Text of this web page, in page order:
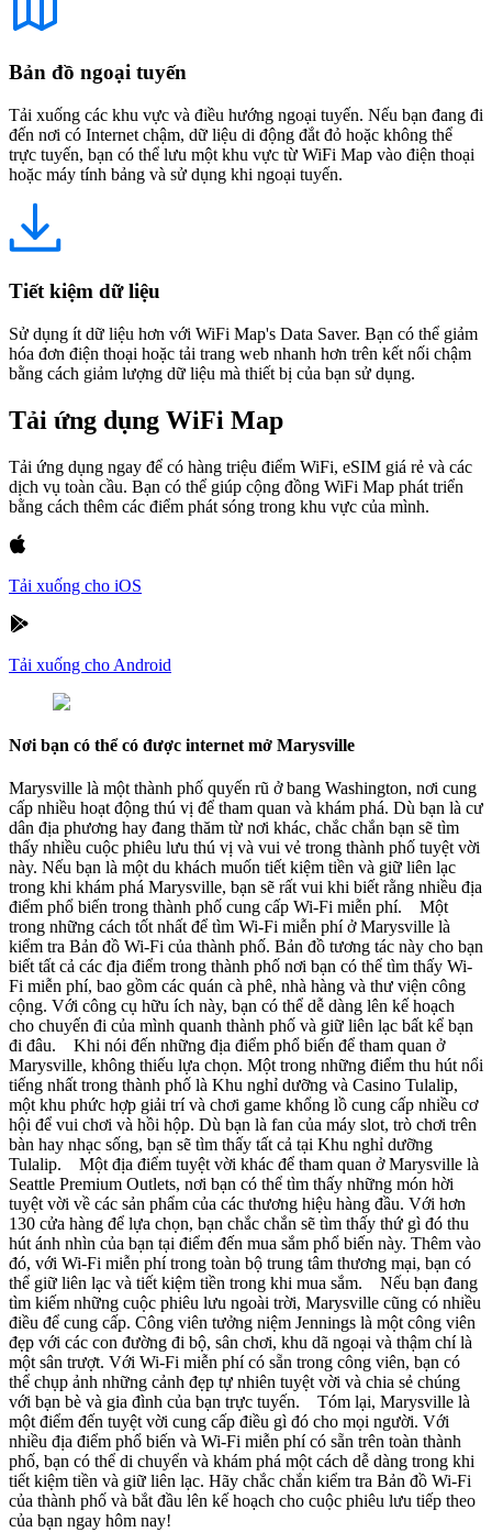
Bản đồ ngoại tuyến
Tải xuống các khu vực và điều hướng ngoại tuyến. Nếu bạn đang đi
đến nơi có Internet chậm, dữ liệu di động đắt đỏ hoặc không thể
trực tuyến, bạn có thể lưu một khu vực từ WiFi Map vào điện thoại
hoặc máy tính bảng và sử dụng khi ngoại tuyến.
Tiết kiệm dữ liệu
Sử dụng ít dữ liệu hơn với WiFi Map's Data Saver. Bạn có thể giảm
hóa đơn điện thoại hoặc tải trang web nhanh hơn trên kết nối chậm
bằng cách giảm lượng dữ liệu mà thiết bị của bạn sử dụng.
Tải ứng dụng WiFi Map
Tải ứng dụng ngay để có hàng triệu điểm WiFi, eSIM giá rẻ và các
dịch vụ toàn cầu. Bạn có thể giúp cộng đồng WiFi Map phát triển
bằng cách thêm các điểm phát sóng trong khu vực của mình.
Tải xuống cho iOS
Tải xuống cho Android
Nơi bạn có thể có được internet mở Marysville
Marysville là một thành phố quyến rũ ở bang Washington, nơi cung
cấp nhiều hoạt động thú vị để tham quan và khám phá. Dù bạn là cư
dân địa phương hay đang thăm từ nơi khác, chắc chắn bạn sẽ tìm
thấy nhiều cuộc phiêu lưu thú vị và vui vẻ trong thành phố tuyệt vời
này. Nếu bạn là một du khách muốn tiết kiệm tiền và giữ liên lạc
trong khi khám phá Marysville, bạn sẽ rất vui khi biết rằng nhiều địa
điểm phổ biến trong thành phố cung cấp Wi-Fi miễn phí. Một
trong những cách tốt nhất để tìm Wi-Fi miễn phí ở Marysville là
kiểm tra Bản đồ Wi-Fi của thành phố. Bản đồ tương tác này cho bạn
biết tất cả các địa điểm trong thành phố nơi bạn có thể tìm thấy Wi-
Fi miễn phí, bao gồm các quán cà phê, nhà hàng và thư viện công
cộng. Với công cụ hữu ích này, bạn có thể dễ dàng lên kế hoạch
cho chuyến đi của mình quanh thành phố và giữ liên lạc bất kể bạn
đi đâu. Khi nói đến những địa điểm phổ biến để tham quan ở
Marysville, không thiếu lựa chọn. Một trong những điểm thu hút nổi
tiếng nhất trong thành phố là Khu nghỉ dưỡng và Casino Tulalip,
một khu phức hợp giải trí và chơi game khổng lồ cung cấp nhiều cơ
hội để vui chơi và hồi hộp. Dù bạn là fan của máy slot, trò chơi trên
bàn hay nhạc sống, bạn sẽ tìm thấy tất cả tại Khu nghỉ dưỡng
Tulalip. Một địa điểm tuyệt vời khác để tham quan ở Marysville là
Seattle Premium Outlets, nơi bạn có thể tìm thấy những món hời
tuyệt vời về các sản phẩm của các thương hiệu hàng đầu. Với hơn
130 cửa hàng để lựa chọn, bạn chắc chắn sẽ tìm thấy thứ gì đó thu
hút ánh nhìn của bạn tại điểm đến mua sắm phổ biến này. Thêm vào
đó, với Wi-Fi miễn phí trong toàn bộ trung tâm thương mại, bạn có
thể giữ liên lạc và tiết kiệm tiền trong khi mua sắm. Nếu bạn đang
tìm kiếm những cuộc phiêu lưu ngoài trời, Marysville cũng có nhiều
điều để cung cấp. Công viên tưởng niệm Jennings là một công viên
đẹp với các con đường đi bộ, sân chơi, khu dã ngoại và thậm chí là
một sân trượt. Với Wi-Fi miễn phí có sẵn trong công viên, bạn có
thể chụp ảnh những cảnh đẹp tự nhiên tuyệt vời và chia sẻ chúng
với bạn bè và gia đình của bạn trực tuyến. Tóm lại, Marysville là
một điểm đến tuyệt vời cung cấp điều gì đó cho mọi người. Với
nhiều địa điểm phổ biến và Wi-Fi miễn phí có sẵn trên toàn thành
phố, bạn có thể di chuyển và khám phá một cách dễ dàng trong khi
tiết kiệm tiền và giữ liên lạc. Hãy chắc chắn kiểm tra Bản đồ Wi-Fi
của thành phố và bắt đầu lên kế hoạch cho cuộc phiêu lưu tiếp theo
của bạn ngay hôm nay!